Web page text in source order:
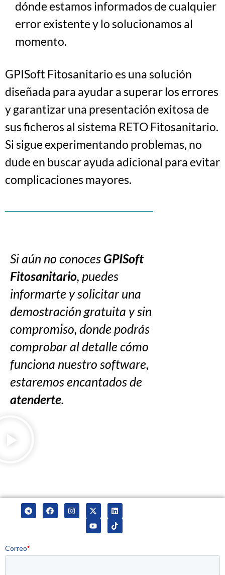
dónde estamos informados de cualquier
error existente y lo solucionamos al
momento.
GPISoft Fitosanitario es una solución
diseñada para ayudar a superar los errores
y garantizar una presentación exitosa de
sus ficheros al sistema RETO Fitosanitario.
Si sigue experimentando problemas, no
dude en buscar ayuda adicional para evitar
complicaciones mayores.
Si aún no conoces GPISoft
Fitosanitario, puedes
informarte y solicitar una
demostración gratuita y sin
compromiso, donde podrás
comprobar al detalle cómo
funciona nuestro software,
estaremos encantados de
atenderte.